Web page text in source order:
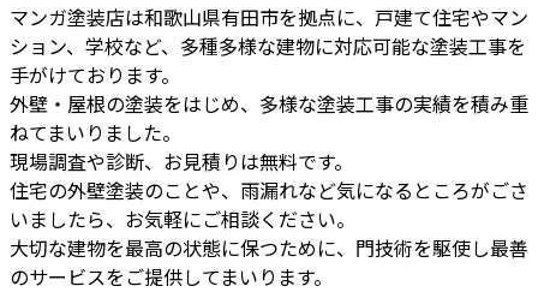
マンガ塗装店は和歌山県有田市を拠点に、戸建て住宅やマン
ション、学校など、多種多様な建物に対応可能な塗装工事を
手がけております。
外壁・屋根の塗装をはじめ、多様な塗装工事の実績を積み重
ねてまいりました。
現場調査や診断、お見積りは無料です。
住宅の外壁塗装のことや、雨漏れなど気になるところがごさ
いましたら、お気軽にご相談ください。
大切な建物を最高の状態に保つために、門技術を駆使し最善
のサービスをご提供してまいります。